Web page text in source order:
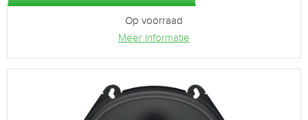
Op voorraad
Meer informatie